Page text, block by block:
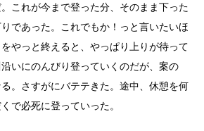
これが今まで登った分、そのまま下った
であった。これでもか！っと言いたいほ
やっと終えると、やっぱり上りが待って
いにのんびり登っていくのだが、案の
。さすがにバテテきた。途中、休憩を何
で必死に登っていった。